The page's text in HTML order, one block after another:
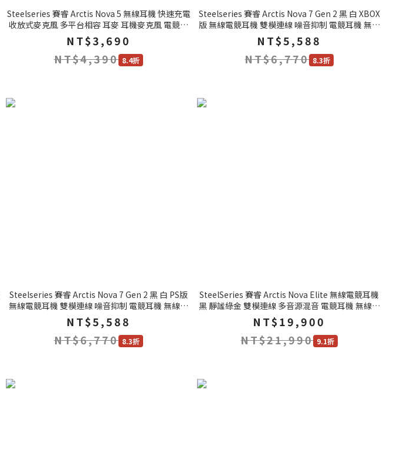
Steelseries 賽睿 Arctis Nova 5 無線耳機 快速充電
收放式麥克風 多平台相容 耳麥 耳機麥克風 電競耳
機 PC耳機 遊戲耳機
NT$3,690
NT$4,390 8.4折
Steelseries 賽睿 Arctis Nova 7 Gen 2 黑 白 XBOX
版 無線電競耳機 雙模連線 噪音抑制 電競耳機 無線
耳機
NT$5,588
NT$6,770 8.3折
Steelseries 賽睿 Arctis Nova 7 Gen 2 黑 白 PS版
無線電競耳機 雙模連線 噪音抑制 電競耳機 無線耳
機
NT$5,588
NT$6,770 8.3折
SteelSeries 賽睿 Arctis Nova Elite 無線電競耳機
黑 靜謐綠金 雙模連線 多音源混音 電競耳機 無線耳
機
NT$19,900
NT$21,990 9.1折